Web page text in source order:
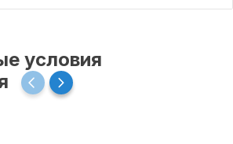
условия